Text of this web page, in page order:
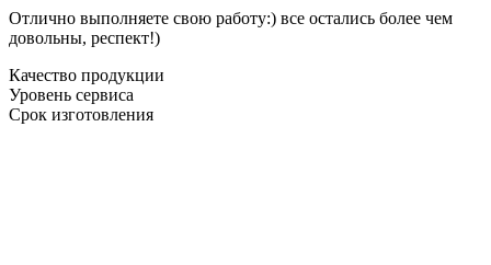
Отлично выполняете свою работу:) все остались более чем
довольны, респект!)
Качество продукции
Уровень сервиса
Срок изготовления